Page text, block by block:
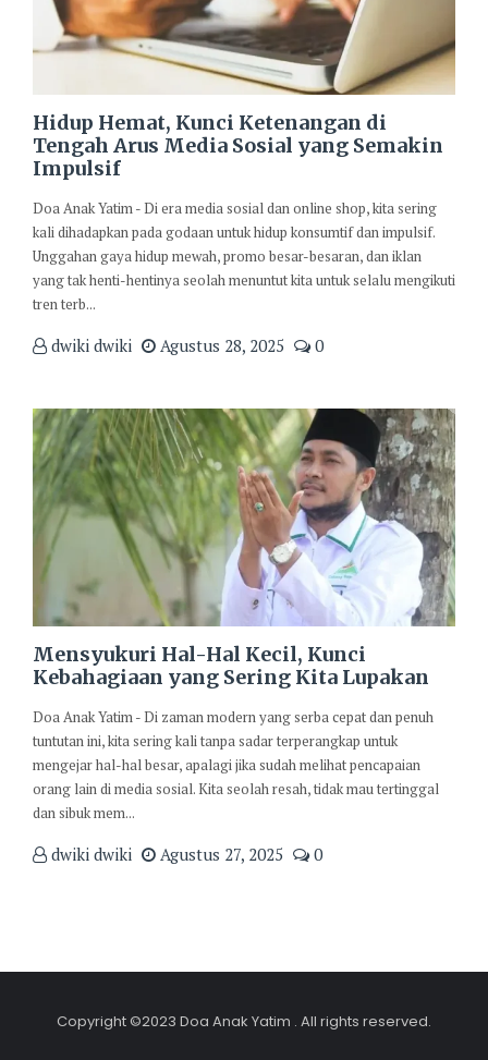
Hidup Hemat, Kunci Ketenangan di
Tengah Arus Media Sosial yang Semakin
Impulsif
Doa Anak Yatim - Di era media sosial dan online shop, kita sering
kali dihadapkan pada godaan untuk hidup konsumtif dan impulsif.
Unggahan gaya hidup mewah, promo besar-besaran, dan iklan
yang tak henti-hentinya seolah menuntut kita untuk selalu mengikuti
tren terb...
dwiki dwiki Agustus 28, 2025 0
Mensyukuri Hal-Hal Kecil, Kunci
Kebahagiaan yang Sering Kita Lupakan
Doa Anak Yatim - Di zaman modern yang serba cepat dan penuh
tuntutan ini, kita sering kali tanpa sadar terperangkap untuk
mengejar hal-hal besar, apalagi jika sudah melihat pencapaian
orang lain di media sosial. Kita seolah resah, tidak mau tertinggal
dan sibuk mem...
dwiki dwiki Agustus 27, 2025 0
Copyright ©2023 Doa Anak Yatim . All rights reserved.